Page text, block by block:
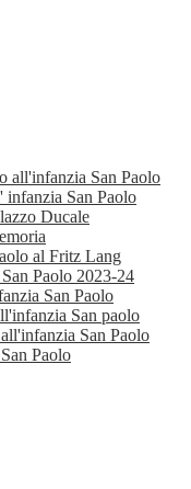
all'infanzia San Paolo
infanzia San Paolo
Ducale
al Fritz Lang
Paolo 2023-24
San Paolo
San paolo
San Paolo
Paolo